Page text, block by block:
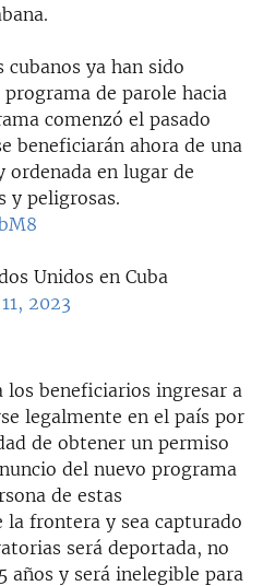
ya han sido
de parole hacia
comenzó el pasado
beneficiarán ahora de una
ordenada en lugar de
y peligrosas.
Unidos en Cuba
2023
beneficiarios ingresar a
legalmente en el país por
de obtener un permiso
del nuevo programa
de estas
la frontera y sea capturado
será deportada, no
años y será inelegible para